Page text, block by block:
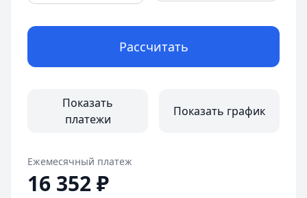
Рассчитать
Показать
платежи
Показать график
Ежемесячный платеж
16 352₽